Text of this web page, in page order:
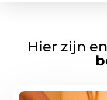
Hier zijn